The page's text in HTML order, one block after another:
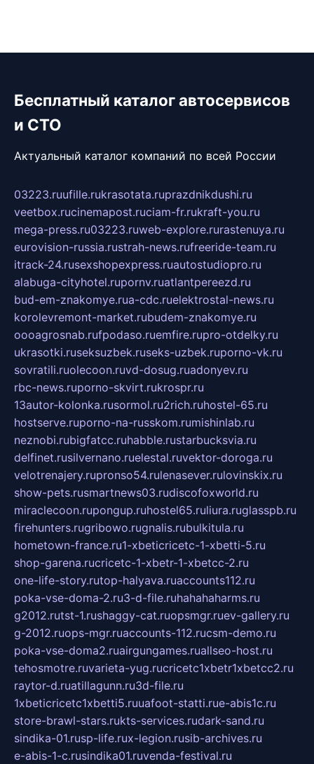
Бесплатный каталог автосервисов
и СТО
Актуальный каталог компаний по всей России
03223.ruufille.rukrasotata.ruprazdnikdushi.ru
veetbox.rucinemapost.ruciam-fr.rukraft-you.ru
mega-press.ru03223.ruweb-explore.rurastenuya.ru
eurovision-russia.rustrah-news.rufreeride-team.ru
itrack-24.rusexshopexpress.ruautostudiopro.ru
alabuga-cityhotel.rupornv.ruatlantpereezd.ru
bud-em-znakomye.rua-cdc.ruelektrostal-news.ru
korolevremont-market.rubudem-znakomye.ru
oooagrosnab.rufpodaso.ruemfire.rupro-otdelky.ru
ukrasotki.ruseksuzbek.ruseks-uzbek.ruporno-vk.ru
sovratili.ruolecoon.ruvd-dosug.ruadonyev.ru
rbc-news.ruporno-skvirt.rukrospr.ru
13autor-kolonka.rusormol.ru2rich.ruhostel-65.ru
hostserve.ruporno-na-russkom.rumishinlab.ru
neznobi.rubigfatcc.ruhabble.rustarbucksvia.ru
delfinet.rusilvernano.ruelestal.ruvektor-doroga.ru
velotrenajery.rupronso54.rulenasever.rulovinskix.ru
show-pets.rusmartnews03.rudiscofoxworld.ru
miraclecoon.rupongup.ruhostel65.ruliura.ruglasspb.ru
firehunters.rugribowo.rugnalis.rubulkitula.ru
hometown-france.ru1-xbeticricetc-1-xbetti-5.ru
shop-garena.rucricetc-1-xbetr-1-xbetcc-2.ru
one-life-story.rutop-halyava.ruaccounts112.ru
poka-vse-doma-2.ru3-d-file.ruhahahaharms.ru
g2012.rutst-1.rushaggy-cat.ruopsmgr.ruev-gallery.ru
g-2012.ruops-mgr.ruaccounts-112.rucsm-demo.ru
poka-vse-doma2.ruairgungames.ruallseo-host.ru
tehosmotre.ruvarieta-yug.rucricetc1xbetr1xbetcc2.ru
raytor-d.ruatillagunn.ru3d-file.ru
1xbeticricetc1xbetti5.ruuafoot-statti.rue-abis1c.ru
store-brawl-stars.rukts-services.rudark-sand.ru
sindika-01.rusp-life.rux-legion.rusib-archives.ru
e-abis-1-c.rusindika01.ruvenda-festival.ru